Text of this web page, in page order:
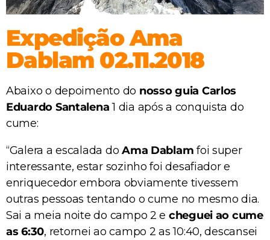
Expedição Ama
Dablam 02.11.2018
Abaixo o depoimento do nosso guia Carlos
Eduardo Santalena1 dia após a conquista do
cume:
“Galera a escalada doAma Dablam foi super
interessante, estar sozinho foi desafiador e
enriquecedor embora obviamente tivessem
outras pessoas tentando o cume no mesmo dia.
Sai a meia noite do campo 2 e cheguei ao cume
as 6:30, retornei ao campo 2 as 10:40, descansei